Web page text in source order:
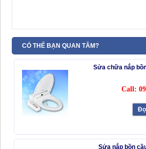
CÓ THỂ BẠN QUAN TÂM?
Sửa chữa nắp
Call:
Sửa nắp bồn